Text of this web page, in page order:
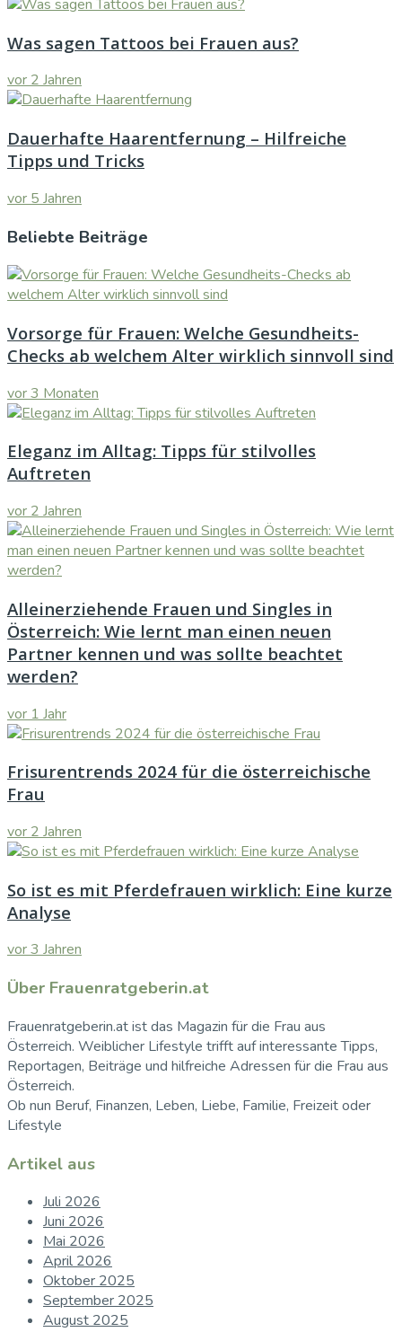
Was sagen Tattoos bei Frauen aus?
vor 2 Jahren
Dauerhafte Haarentfernung – Hilfreiche
Tipps und Tricks
vor 5 Jahren
Beliebte Beiträge
Vorsorge für Frauen: Welche Gesundheits-
Checks ab welchem Alter wirklich sinnvoll sind
vor 3 Monaten
Eleganz im Alltag: Tipps für stilvolles
Auftreten
vor 2 Jahren
Alleinerziehende Frauen und Singles in
Österreich: Wie lernt man einen neuen
Partner kennen und was sollte beachtet
werden?
vor 1 Jahr
Frisurentrends 2024 für die österreichische
Frau
vor 2 Jahren
So ist es mit Pferdefrauen wirklich: Eine kurze
Analyse
vor 3 Jahren
Über Frauenratgeberin.at
Frauenratgeberin.at ist das Magazin für die Frau aus
Österreich. Weiblicher Lifestyle trifft auf interessante Tipps,
Reportagen, Beiträge und hilfreiche Adressen für die Frau aus
Österreich.
Ob nun Beruf, Finanzen, Leben, Liebe, Familie, Freizeit oder
Lifestyle
Artikel aus
Juli 2026
Juni 2026
Mai 2026
April 2026
Oktober 2025
September 2025
August 2025